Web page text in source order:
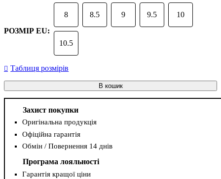
РОЗМІР EU:
8 8.5 9 9.5 10
10.5
Таблиця розмірів
В кошик
Захист покупки
Оригінальна продукція
Офіційна гарантія
Обмін / Повернення 14 днів
Програма лояльності
Гарантія кращої ціни